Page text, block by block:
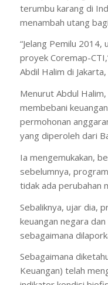
terumbu karang di
menambah utang
“Jelang Pemilu
proyek Coremap-
Abdil Halim di
Menurut Abdul
membebani
permohonan
yang diperoleh dari
Ia mengemukakan,
sebelumnya,
tidak ada perubahan
Sebaliknya, ujar dia,
keuangan negara
sebagaimana
Sebagaimana
Keuangan) telah